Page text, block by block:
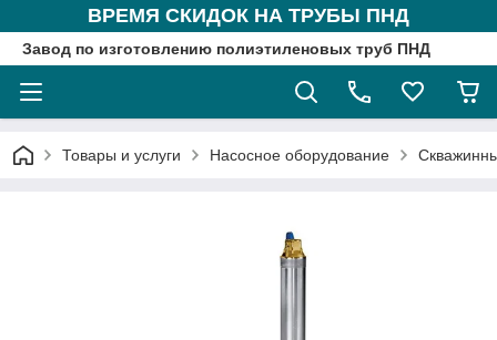
ВРЕМЯ СКИДОК НА ТРУБЫ ПНД
Завод по изготовлению полиэтиленовых труб ПНД
Товары и услуги Насосное оборудование